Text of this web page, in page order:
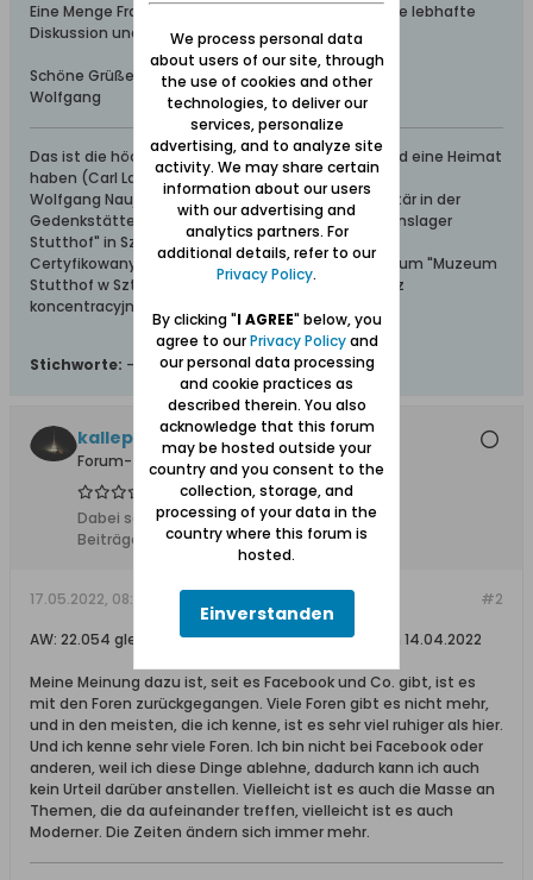
Eine Menge Fragen, ich weiß, aber ich hoffe auf eine lebhafte
Diskussion und auch auf Antworten.
Schöne Grüße von der Bernsteinküste
Wolfgang
Das ist die höchste aller Gaben: Geborgen sein und eine Heimat
haben (Carl Lange)
Wolfgang Naujocks: Zertifizierter Führer und Volontär in der
Gedenkstätte/Museum "Deutsches Konzentrationslager
Stutthof" in Sztutowo
Certyfikowany przewodnik i wolontariusz po muzeum "Muzeum
Stutthof w Sztutowie - Niemiecki nazistowski obóz
koncentracyjny i zagłady"
Stichworte: -
kallepirna
Forum-Teilnehmer
Dabei seit:
15.07.2014
Beiträge:
#2
17.05.2022, 08:47
AW: 22.054 gleichzeitige Leser unseres Forums am 14.04.2022
Meine Meinung dazu ist, seit es Facebook und Co. gibt, ist es
mit den Foren zurückgegangen. Viele Foren gibt es nicht mehr,
und in den meisten, die ich kenne, ist es sehr viel ruhiger als hier.
Und ich kenne sehr viele Foren. Ich bin nicht bei Facebook oder
anderen, weil ich diese Dinge ablehne, dadurch kann ich auch
kein Urteil darüber anstellen. Vielleicht ist es auch die Masse an
Themen, die da aufeinander treffen, vielleicht ist es auch
Moderner. Die Zeiten ändern sich immer mehr.
We process personal data
about users of our site, through
the use of cookies and other
technologies, to deliver our
services, personalize
advertising, and to analyze site
activity. We may share certain
information about our users
with our advertising and
analytics partners. For
additional details, refer to our
Privacy Policy.
By clicking "I AGREE" below, you
agree to ourPrivacy Policyand
our personal data processing
and cookie practices as
described therein. You also
acknowledge that this forum
may be hosted outside your
country and you consent to the
collection, storage, and
processing of your data in the
country where this forum is
hosted.
Einverstanden